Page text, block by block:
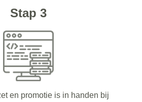
Stap 3
en promotie is in handen bij